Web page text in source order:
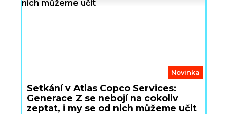
Novinka
Setkání v Atlas Copco Services:
Generace Z se nebojí na cokoliv
zeptat, i my se od nich můžeme učit